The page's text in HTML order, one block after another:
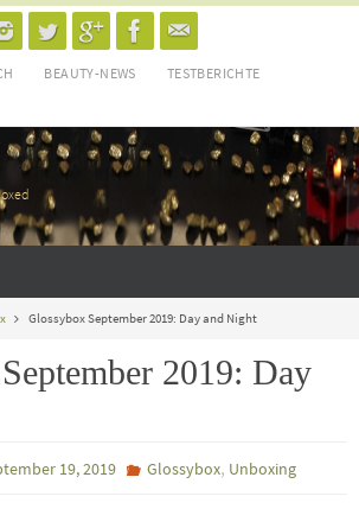
BEAUTY-NEWS
TESTBERICHTE
Glossybox September 2019: Day and Night
2019: Day
19, 2019 Glossybox, Unboxing